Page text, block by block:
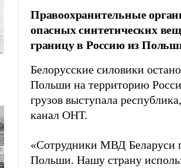
Правоохранительные
опасных синтетических
границу в Россию из
Белорусские силовики
Польши на территорию
грузов выступала
канал ОНТ.
«Сотрудники МВД Беларуси
Польши. Нашу страну